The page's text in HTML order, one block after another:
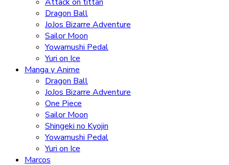
Dragon Ball
JoJos Bizarre Adventure
Sailor Moon
Yowamushi Pedal
Yuri on Ice
Manga y Anime
Dragon Ball
JoJos Bizarre Adventure
One Piece
Sailor Moon
Shingeki no Kyojin
Yowamushi Pedal
Yuri on Ice
Marcos